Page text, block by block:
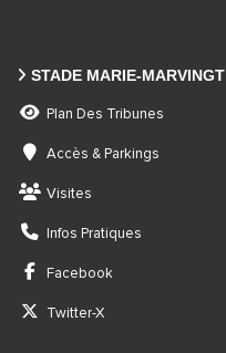
STADE MARIE-MARVINGT
Plan Des Tribunes
Accès & Parkings
Visites
Infos Pratiques
Facebook
Twitter-X